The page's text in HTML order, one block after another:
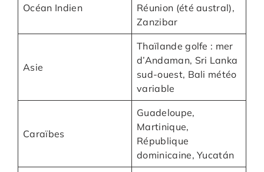
Océan Indien
Réunion (été austral),
Zanzibar
Asie
Thaïlande golfe : mer
d’Andaman, Sri Lanka
sud-ouest, Bali météo
variable
Caraïbes
Guadeloupe,
Martinique,
République
dominicaine, Yucatán